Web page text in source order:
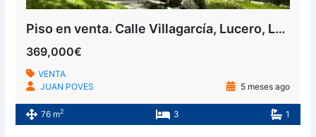
Piso en venta. Calle Villagarcía, Lucero, Latina, Madrid
369,000€
VENTA
JUAN POVES
5 meses ago
76 m2 3 1